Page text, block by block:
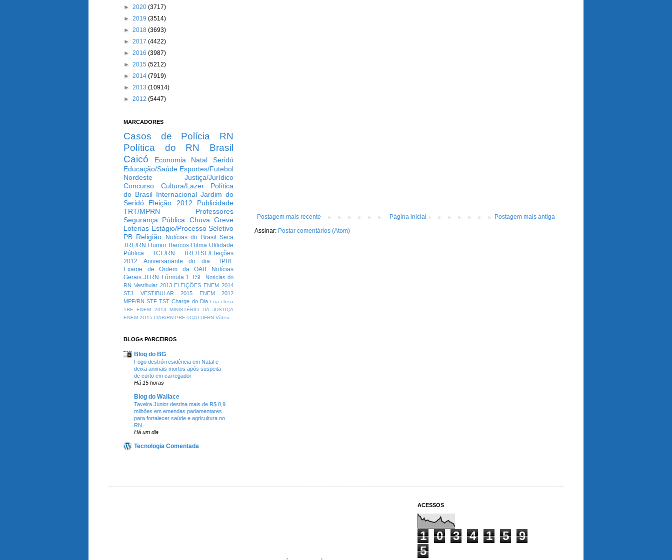
Postagem mais recente Postagem mais antiga
Página inicial
Assinar: Postar comentários (Atom)
► 2020 (3717)
► 2019 (3514)
► 2018 (3693)
► 2017 (4422)
► 2016 (3987)
► 2015 (5212)
► 2014 (7919)
► 2013 (10914)
► 2012 (5447)
MARCADORES
Casos de Polícia
RN
Política do RN
Brasil
Caicó
Economia Natal
Seridó
Educação/Saúde Esportes/Futebol
Nordeste
Justiça/Jurídico
Concurso
Cultura/Lazer
Política
do Brasil Internacional Jardim do
Seridó
Eleição 2012
Publicidade
TRT/MPRN
Professores
Segurança Pública Chuva Greve
Loterias Estágio/Processo Seletivo
PB Religião Notícias do Brasil
Seca
TRE/RN Humor Bancos Dilma Utilidade
Pública
TCE/RN
TRE/TSE/Eleições
2012
Aniversariante do dia...
IPRF
Exame de Ordem da OAB
Notícias
Gerais JFRN Fórmula 1 TSE Notícias do
RN Vestibular 2013 ELEIÇÕES ENEM 2014
STJ
VESTIBULAR 2015
ENEM 2012
MPF/RN STF TST Charge do Dia Lua cheia
TRF
ENEM 2013
MINISTÉRIO DA JUSTIÇA
ENEM 2O15 OAB/RN PRF TCJU UFRN Vídeo
BLOGs PARCEIROS
Blog do BG
Fogo destrói residência em Natal e
deixa animais mortos após suspeita
de curto em carregador
Há 15 horas
Blog do Wallace
Taveira Júnior destina mais de R$ 8,9
milhões em emendas parlamentares
para fortalecer saúde e agricultura no
RN
Há um dia
Tecnologia Comentada
ACESSOS
1 0 3 4 1 5
9
5